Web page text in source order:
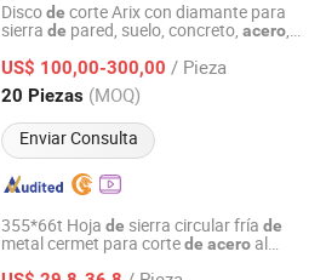
Discode corte Arix con diamante para
sierra de pared, suelo, concreto, acero,
Dekton, piedra
US$ 100,00-300,00 / Pieza
20 Piezas (MOQ)
Enviar Consulta
CO., LTD.
Desde 2022
355*66t Hoja de sierra circular fría de
metal cermet para cortede acero al
Tools Co., Ltd.